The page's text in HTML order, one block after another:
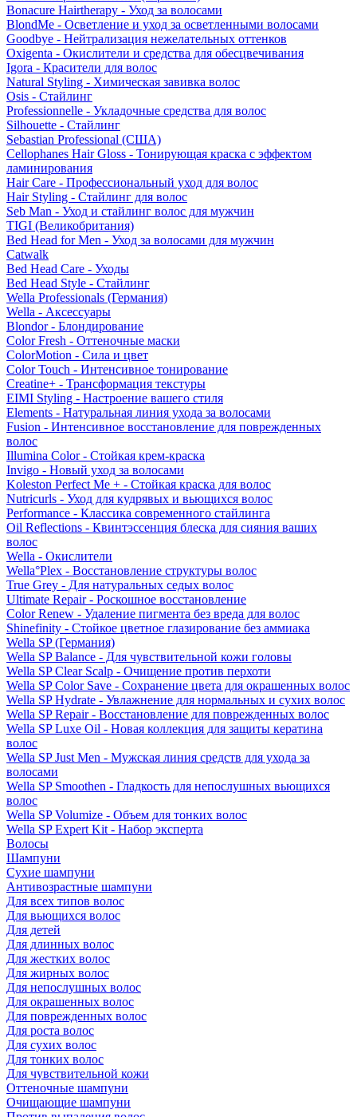
Bonacure Hairtherapy - Уход за волосами
BlondMe - Осветление и уход за осветленными волосами
Goodbye - Нейтрализация нежелательных оттенков
Oxigenta - Окислители и средства для обесцвечивания
Igora - Красители для волос
Natural Styling - Химическая завивка волос
Osis - Стайлинг
Professionnelle - Укладочные средства для волос
Silhouette - Стайлинг
Sebastian Professional (США)
Cellophanes Hair Gloss - Тонирующая краска с эффектом
ламинирования
Hair Care - Профессиональный уход для волос
Hair Styling - Стайлинг для волос
Seb Man - Уход и стайлинг волос для мужчин
TIGI (Великобритания)
Bed Head for Men - Уход за волосами для мужчин
Catwalk
Bed Head Care - Уходы
Bed Head Style - Стайлинг
Wella Professionals (Германия)
Wella - Аксессуары
Blondor - Блондирование
Color Fresh - Оттеночные маски
ColorMotion - Сила и цвет
Color Touch - Интенсивное тонирование
Creatine+ - Трансформация текстуры
EIMI Styling - Настроение вашего стиля
Elements - Натуральная линия ухода за волосами
Fusion - Интенсивное восстановление для поврежденных
волос
Illumina Color - Стойкая крем-краска
Invigo - Новый уход за волосами
Koleston Perfect Me + - Стойкая краска для волос
Nutricurls - Уход для кудрявых и вьющихся волос
Performance - Классика современного стайлинга
Oil Reflections - Квинтэссенция блеска для сияния ваших
волос
Wella - Окислители
Wella°Plex - Восстановление структуры волос
True Grey - Для натуральных седых волос
Ultimate Repair - Роскошное восстановление
Color Renew - Удаление пигмента без вреда для волос
Shinefinity - Стойкое цветное глазирование без аммиака
Wella SP (Германия)
Wella SP Balance - Для чувствительной кожи головы
Wella SP Clear Scalp - Очищение против перхоти
Wella SP Color Save - Сохранение цвета для окрашенных волос
Wella SP Hydrate - Увлажнение для нормальных и сухих волос
Wella SP Repair - Восстановление для поврежденных волос
Wella SP Luxe Oil - Новая коллекция для защиты кератина
волос
Wella SP Just Men - Мужская линия средств для ухода за
волосами
Wella SP Smoothen - Гладкость для непослушных вьющихся
волос
Wella SP Volumize - Объем для тонких волос
Wella SP Expert Kit - Набор эксперта
Волосы
Шампуни
Сухие шампуни
Антивозрастные шампуни
Для всех типов волос
Для вьющихся волос
Для детей
Для длинных волос
Для жестких волос
Для жирных волос
Для непослушных волос
Для окрашенных волос
Для поврежденных волос
Для роста волос
Для сухих волос
Для тонких волос
Для чувствительной кожи
Оттеночные шампуни
Очищающие шампуни